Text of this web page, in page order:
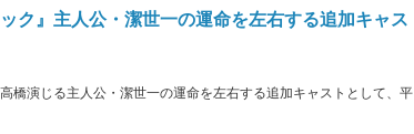
ク』主人公・潔世一の運命を左右する追加キャス
橋演じる主人公・潔世一の運命を左右する追加キャストとして、平